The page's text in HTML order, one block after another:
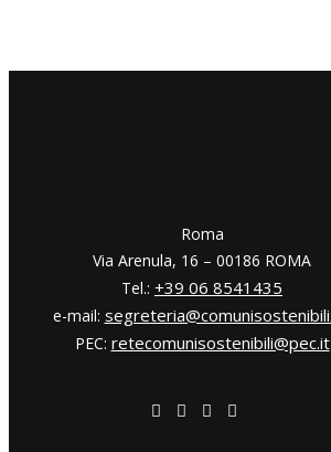
​​Roma
Via Arenula, 16 – 00186 ROMA
Tel.: +39 06 8541435
e-mail:
PEC: retecomunisostenibili@pec.it